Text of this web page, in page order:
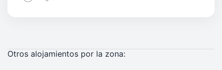
Otros alojamientos por la zona: